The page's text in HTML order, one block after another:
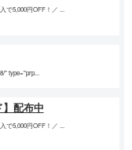
5,000円OFF！／ ...
" type="prp...
配布中
5,000円OFF！／ ...